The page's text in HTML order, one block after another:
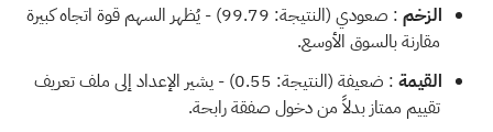
الزخم
: صعودي (النتيجة: 99.79) - يُظهر السهم قوة اتجاه كبيرة
مقارنة بالسوق الأوسع.
القيمة
: ضعيفة (النتيجة: 0.55) - يشير الإعداد إلى ملف تعريف
تقييم ممتاز بدلاً من دخول صفقة رابحة.